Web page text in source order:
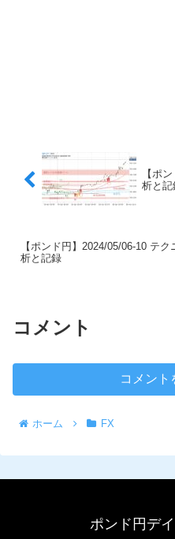
【ポ
析と記
【ポンド円】2024/05/06-10 テク
析と記録
コメント
コメント
ホーム FX
ポンド円デ